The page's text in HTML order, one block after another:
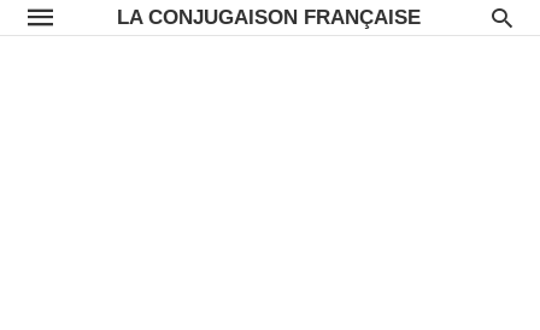
LA CONJUGAISON FRANÇAISE